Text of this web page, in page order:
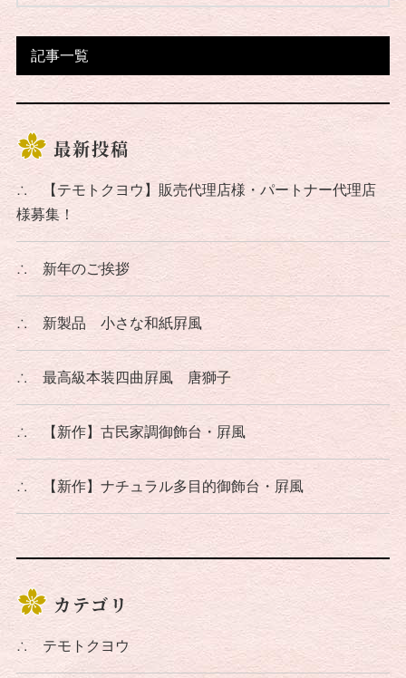
記事一覧
最新投稿
∴
【テモトクヨウ】販売代理店様・パートナー代理店
様募集！
∴ 新年のご挨拶
∴ 新製品 小さな和紙屛風
∴ 最高級本装四曲屛風 唐獅子
∴ 【新作】古民家調御飾台・屛風
∴ 【新作】ナチュラル多目的御飾台・屛風
カテゴリ
∴ テモトクヨウ